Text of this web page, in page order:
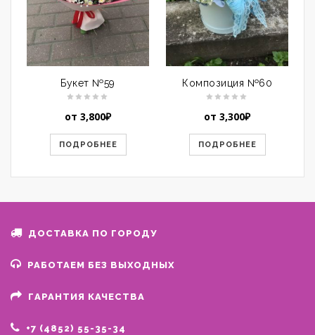
Букет №59
от 3,800₽
ПОДРОБНЕЕ
Композиция №60
от 3,300₽
ПОДРОБНЕЕ
ДОСТАВКА ПО ГОРОДУ
РАБОТАЕМ БЕЗ ВЫХОДНЫХ
ГАРАНТИЯ КАЧЕСТВА
+7 (4852) 55-35-34